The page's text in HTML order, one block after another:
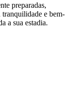
preparadas,
e bem-
a sua estadia.